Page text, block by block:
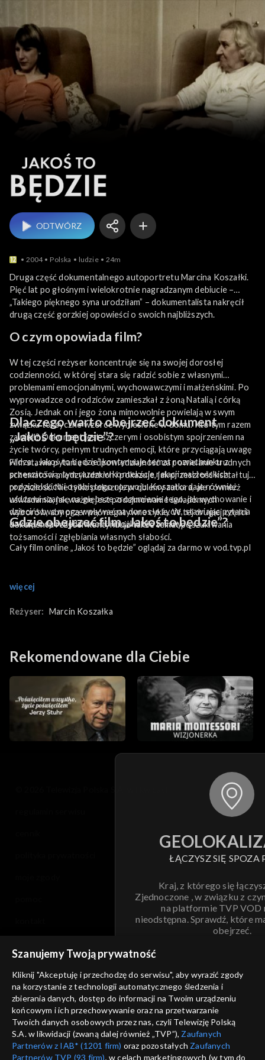
ODTWÓRZ
2004 Polska ludzie 24m
Druga część dokumentalnego autoportretu Marcina Koszałki.
Pięć lat po głośnym i wielokrotnie nagradzanym debiucie –
„Takiego pięknego syna urodziłam” – dokumentalista nakręcił
drugą część gorzkiej opowieści o swoich najbliższych.
O czym opowiada film?
W tej części reżyser koncentruje się na swojej dorosłej
codzienności, w której stara się radzić sobie z własnymi
problemami emocjonalnymi, wychowawczymi i małżeńskimi. Po
wyprowadzce od rodziców zamieszkał z żoną Natalią i córką
Zosią. Jednak on i jego żona mimowolnie powielają w swym
związku toksyczne wzorce wyniesione w domu. Kto tym razem
zawinił? Dokument jest szczerym i osobistym spojrzeniem na
życie twórcy, pełnym trudnych emocji, które przyciągają uwagę
widza. „Jakoś to będzie” kontynuuje temat rozrachunku z
przeszłością, tym razem w kontekście relacji małżeńskich,
rodzicielskich i osobistego rozwoju. Koszałka daje również
widzowi szansę na głębsze zrozumienie tego, jak wychowanie i
dzieciństwo mogą wpływać na dorosłe życie, stawiając pytania
o winę, odpowiedzialność i możliwość zmiany.
Dlaczego warto obejrzeć dokument
„Jakoś to będzie”?
Film stawia pytania o odpowiedzialność za powielanie trudnych
schematów międzyludzkich i pokazuje, jak przeszłość kształtuje
przyszłość. Nie tylko pokazuje problemy autora, ale również
uświadamia, jak ważne jest podejmowanie świadomych
wyborów, aby przerwać negatywne cykle. W tej drugiej części
dokumentu reżyser kontynuuje także temat poszukiwania
tożsamości i zgłębiania własnych słabości.
Gdzie obejrzeć film „Jakoś to będzie”?
Cały film online „Jakoś to będzie” oglądaj za darmo w vod.tvp.pl
więcej
Reżyser: Marcin Koszałka
Rekomendowane dla Ciebie
ŁĄCZYSZ SIĘ SPOZA
Kraj, z którego się
Zjednoczone , w związku z
na platformie TVP VOD
nieodstępna. Sprawdź, które
obejrzeć.
ANULUJ
informacje o dostawcy usług
Szanujemy Twoją prywatność
Kliknij "Akceptuję i przechodzę do serwisu", aby wyrazić zgody
na korzystanie z technologii automatycznego śledzenia i
zbierania danych, dostęp do informacji na Twoim urządzeniu
końcowym i ich przechowywanie oraz na przetwarzanie
Twoich danych osobowych przez nas, czyli Telewizję Polską
S.A. w likwidacji (zwaną dalej również „TVP”), Zaufanych
Partnerów z IAB* (1201 firm) oraz pozostałych Zaufanych
Partnerów TVP (93 firm), w celach marketingowych (w tym do